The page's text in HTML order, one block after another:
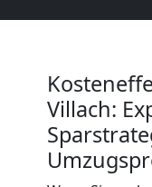
Villach:
National